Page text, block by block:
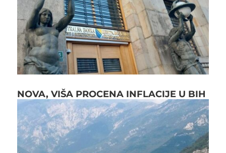
NOVA, VIŠA PROCENA INFLACIJE U BIH